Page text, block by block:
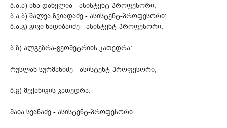
ბ.ა.ა) ანა დანელია - ასისტენტ-პროფესორი;
ბ.ა.ბ) შალვა ზვიადაძე - ასისტენტ-პროფესორი;
ბ.ა.გ) გივი ნადიბაიძე - ასისტენტ-პროფესორი;
ბ.ბ) ალგებრა-გეომეტრიის კათედრა:
რუსლან სურმანიძე - ასისტენტ-პროფესორი;
ბ.გ) მექანიკის კათედრა:
მაია სვანაძე - ასისტენტ-პროფესორი.